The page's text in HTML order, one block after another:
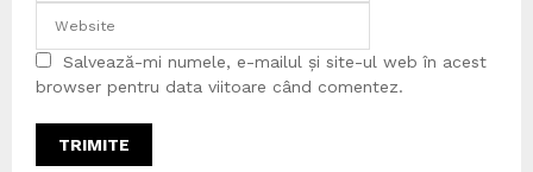
Salvează-mi numele, e-mailul și site-ul web în acest
browser pentru data viitoare când comentez.